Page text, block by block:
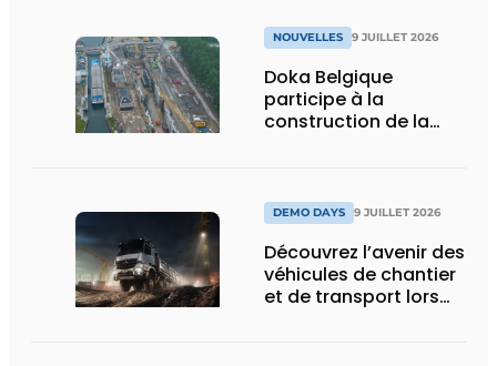
NOUVELLES 9 JUILLET 2026
Doka Belgique
participe à la
construction de la
DEMO DAYS 9 JUILLET 2026
Découvrez l’avenir des
véhicules de chantier
et de transport lors